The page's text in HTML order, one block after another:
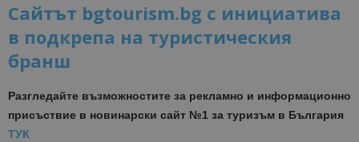
Сайтът bgtourism.bg с инициатива
в подкрепа на туристическия
бранш
Разгледайте възможностите за рекламно и информационно
присъствие в новинарски сайт №1 за туризъм в България
ТУК